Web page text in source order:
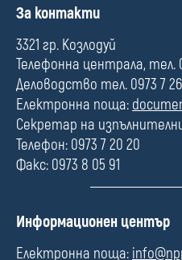
П
л
е
За контакти
3321 гр. Козлодуй
Телефонна централа, тел.
Деловодство тел. 0973 7 26
Електронна поща:
Секретар на
Телефон: 0973 7 20 20
Факс: 0973 8 05 91
П
л
Информационен център
Електронна поща: